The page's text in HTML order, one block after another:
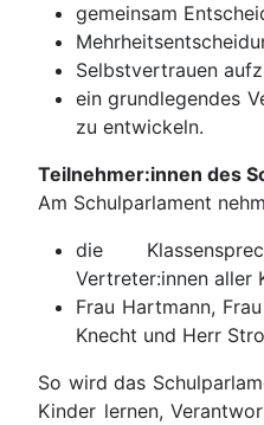
gemeinsam
Selbstvertrauen
ein grundlegendes
zu entwickeln.
Teilnehmer:innen des
Am Schulparlament
die
Vertreter:innen aller
Frau Hartmann,
Knecht und Herr
So wird das
Kinder lernen,